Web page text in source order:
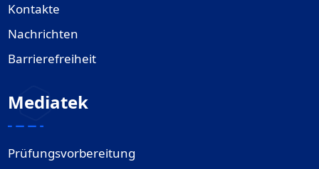
Kontakte
Nachrichten
Barrierefreiheit
Mediatek
Prüfungsvorbereitung